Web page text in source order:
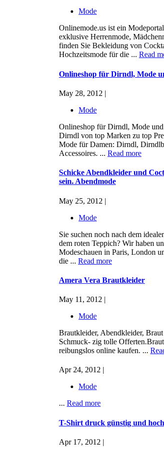
Mode
Onlinemode.us ist ein
exklusive Herrenmode,
finden Sie Bekleidung von
Hochzeitsmode für die ... Read
Onlineshop für Dirndl, Mode
May 28, 2012 |
Mode
Onlineshop für Dirndl, Mode
Dirndl von top Marken zu top
Mode für Damen: Dirndl,
Accessoires. ... Read more
Schicke Abendkleider und
sein. Abendmode
May 25, 2012 |
Mode
Sie suchen noch nach dem
dem roten Teppich? Wir haben
Modeschauen in Paris, London
die ... Read more
Amera Vera Brautkleider
May 11, 2012 |
Mode
Brautkleider, Abendkleider,
Schmuck- zig tolle
reibungslos online kaufen. ...
Apr 24, 2012 |
Mode
... Read more
T-Shirt druck günstig und
Apr 17, 2012 |